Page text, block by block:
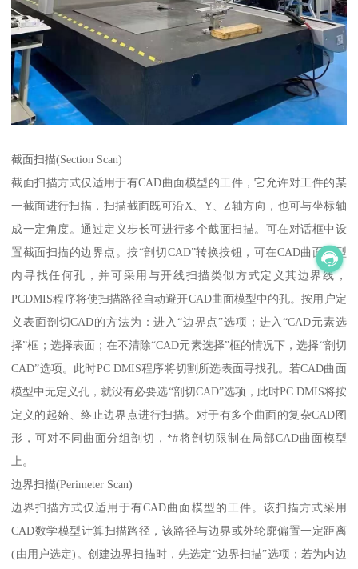
截面扫描(Section Scan)
截面扫描方式仅适用于有CAD曲面模型的工件，它允许对工件的某
一截面进行扫描，扫描截面既可沿X、Y、Z轴方向，也可与坐标轴
成一定角度。通过定义步长可进行多个截面扫描。可在对话框中设
置截面扫描的边界点。按“剖切CAD”转换按钮，可在CAD曲面模型
内寻找任何孔，并可采用与开线扫描类似方式定义其边界线，
PCDMIS程序将使扫描路径自动避开CAD曲面模型中的孔。按用户定
义表面剖切CAD的方法为：进入“边界点”选项；进入“CAD元素选
择”框；选择表面；在不清除“CAD元素选择”框的情况下，选择“剖切
CAD”选项。此时PC DMIS程序将切割所选表面寻找孔。若CAD曲面
模型中无定义孔，就没有必要选“剖切CAD”选项，此时PC DMIS将按
定义的起始、终止边界点进行扫描。对于有多个曲面的复杂CAD图
形，可对不同曲面分组剖切，*#将剖切限制在局部CAD曲面模型
上。
边界扫描(Perimeter Scan)
边界扫描方式仅适用于有CAD曲面模型的工件。该扫描方式采用
CAD数学模型计算扫描路径，该路径与边界或外轮廓偏置一定距离
(由用户选定)。创建边界扫描时，先选定“边界扫描”选项；若为内边